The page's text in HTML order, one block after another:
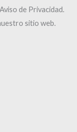
de Privacidad.
sitio web.